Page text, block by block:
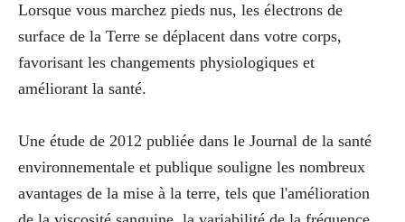
Lorsque vous marchez pieds nus, les électrons de
surface de la Terre se déplacent dans votre corps,
favorisant les changements physiologiques et
améliorant la santé.
Une étude de 2012 publiée dans le Journal de la santé
environnementale et publique souligne les nombreux
avantages de la mise à la terre, tels que l'amélioration